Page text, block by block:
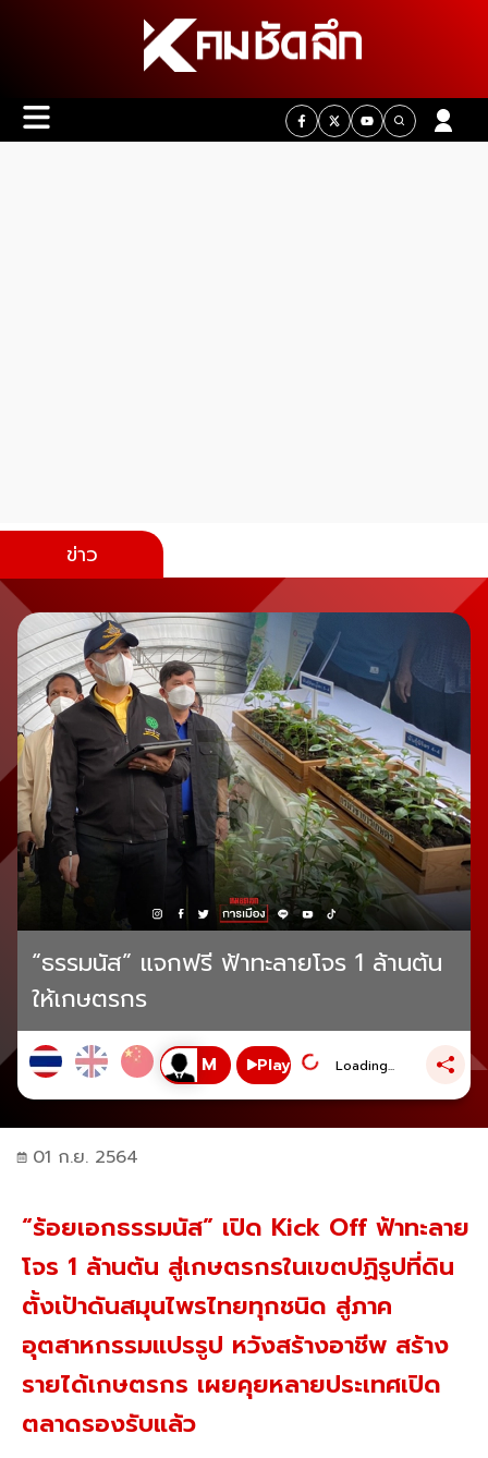
ข่าว
“ธรรมนัส” แจกฟรี ฟ้าทะลายโจร 1 ล้านต้น
ให้เกษตรกร
Play Loading...
01 ก.ย. 2564
“ร้อยเอกธรรมนัส” เปิด Kick Off ฟ้าทะลาย
โจร 1 ล้านต้น สู่เกษตรกรในเขตปฏิรูปที่ดิน
ตั้งเป้าดันสมุนไพรไทยทุกชนิด สู่ภาค
อุตสาหกรรมแปรรูป หวังสร้างอาชีพ สร้าง
รายได้เกษตรกร เผยคุยหลายประเทศเปิด
ตลาดรองรับแล้ว